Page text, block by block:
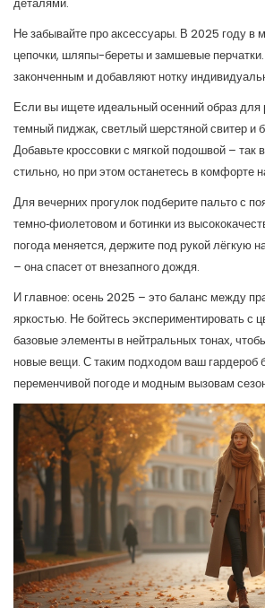
Не забывайте про аксессуары. В 2025 году в
цепочки, шляпы-береты и замшевые
законченным и добавляют нотку
Если вы ищете идеальный осенний образ для
темный пиджак, светлый шерстяной свитер и
Добавьте кроссовки с мягкой подошвой – так
стильно, но при этом останетесь в комфорте
Для вечерних прогулок подберите пальто с
темно‑фиолетовом и ботинки из
погода меняется, держите под рукой лёгкую
– она спасет от внезапного дождя.
И главное: осень 2025 – это баланс между
яркостью. Не бойтесь экспериментировать с
базовые элементы в нейтральных тонах,
новые вещи. С таким подходом ваш гардероб
переменчивой погоде и модным вызовам